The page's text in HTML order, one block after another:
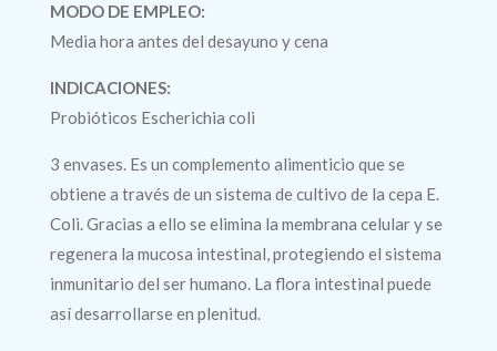
MODO DE EMPLEO:
Media hora antes del desayuno y cena
INDICACIONES:
Probióticos Escherichia coli
3 envases. Es un complemento alimenticio que se
obtiene a través de un sistema de cultivo de la cepa E.
Coli. Gracias a ello se elimina la membrana celular y se
regenera la mucosa intestinal, protegiendo el sistema
inmunitario del ser humano. La flora intestinal puede
así desarrollarse en plenitud.